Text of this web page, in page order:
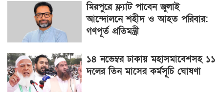
মিরপুরে ফ্ল্যাট পাবেন জুলাই
আন্দোলনে শহীদ ও আহত পরিবার:
গণপূর্ত প্রতিমন্ত্রী
১৪ নভেম্বর ঢাকায় মহাসমাবেশসহ ১১
দলের তিন মাসের কর্মসূচি ঘোষণা